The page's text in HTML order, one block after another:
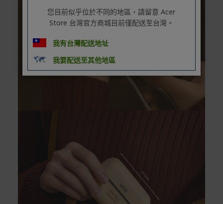
您目前似乎位於不同的地區，請留意 Acer
Store 台灣官方商城目前僅配送至台灣。
我有台灣配送地址
我要配送至其他地區